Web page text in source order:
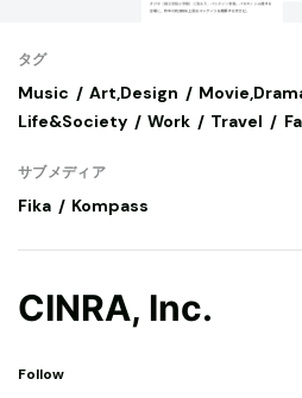
タグ
Music Art,Design
Life&Society
Work Travel
サブメディア
Fika Kompass
CINRA, Inc.
Follow